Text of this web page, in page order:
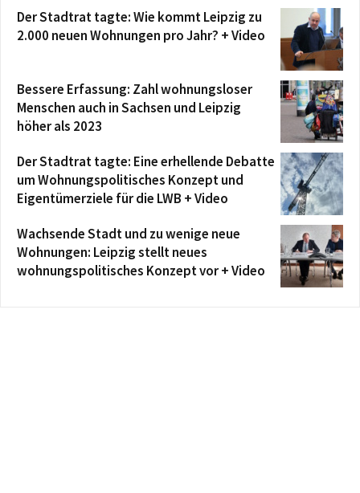
Der Stadtrat tagte: Wie kommt Leipzig zu
2.000 neuen Wohnungen pro Jahr? + Video
Bessere Erfassung: Zahl wohnungsloser
Menschen auch in Sachsen und Leipzig
höher als 2023
Der Stadtrat tagte: Eine erhellende Debatte
um Wohnungspolitisches Konzept und
Eigentümerziele für die LWB + Video
Wachsende Stadt und zu wenige neue
Wohnungen: Leipzig stellt neues
wohnungspolitisches Konzept vor + Video